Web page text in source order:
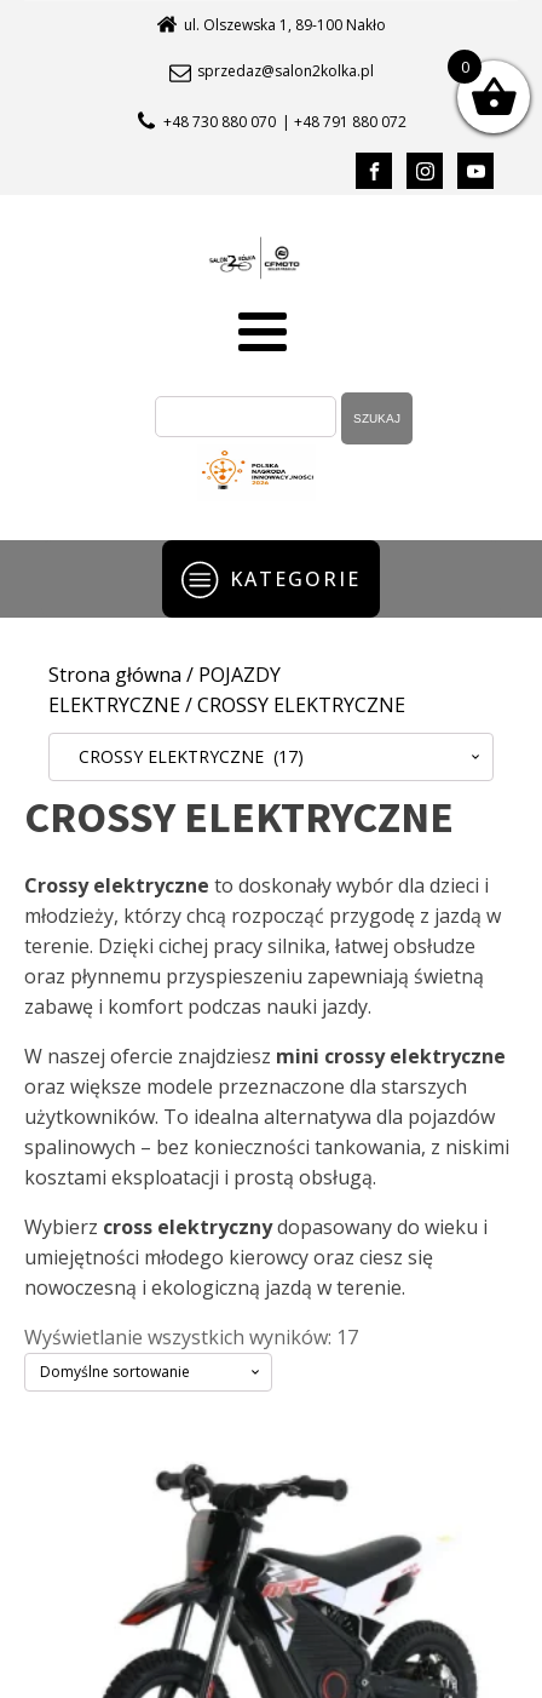
ul. Olszewska 1, 89-100 Nakło
sprzedaz@salon2kolka.pl
+48 730 880 070 | +48 791 880 072
KATEGORIE
Strona główna / POJAZDY
ELEKTRYCZNE/ CROSSY ELEKTRYCZNE
CROSSY ELEKTRYCZNE (17)
CROSSY ELEKTRYCZNE
Crossy elektryczne to doskonały wybór dla dzieci i
młodzieży, którzy chcą rozpocząć przygodę z jazdą w
terenie. Dzięki cichej pracy silnika, łatwej obsłudze
oraz płynnemu przyspieszeniu zapewniają świetną
zabawę i komfort podczas nauki jazdy.
W naszej ofercie znajdziesz mini crossy elektryczne
oraz większe modele przeznaczone dla starszych
użytkowników. To idealna alternatywa dla pojazdów
spalinowych – bez konieczności tankowania, z niskimi
kosztami eksploatacji i prostą obsługą.
Wybierz cross elektrycznydopasowany do wieku i
umiejętności młodego kierowcy oraz ciesz się
nowoczesną i ekologiczną jazdą w terenie.
Wyświetlanie wszystkich wyników: 17
0